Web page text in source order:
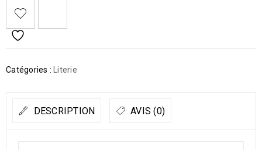
Catégories : Literie
DESCRIPTION AVIS (0)